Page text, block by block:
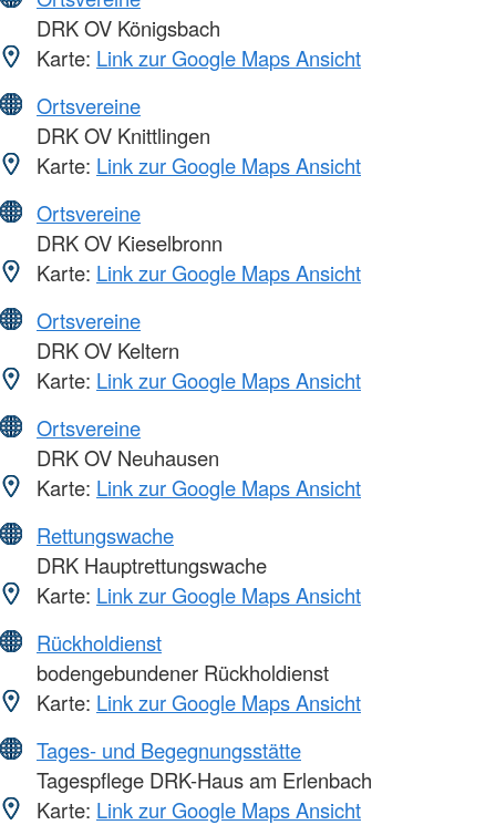
DRK OV Königsbach
Karte: Link zur Google Maps Ansicht
Ortsvereine
DRK OV Knittlingen
Karte: Link zur Google Maps Ansicht
Ortsvereine
DRK OV Kieselbronn
Karte: Link zur Google Maps Ansicht
Ortsvereine
DRK OV Keltern
Karte: Link zur Google Maps Ansicht
Ortsvereine
DRK OV Neuhausen
Karte: Link zur Google Maps Ansicht
Rettungswache
DRK Hauptrettungswache
Karte: Link zur Google Maps Ansicht
Rückholdienst
bodengebundener Rückholdienst
Karte: Link zur Google Maps Ansicht
Tages- und Begegnungsstätte
Tagespflege DRK-Haus am Erlenbach
Karte: Link zur Google Maps Ansicht